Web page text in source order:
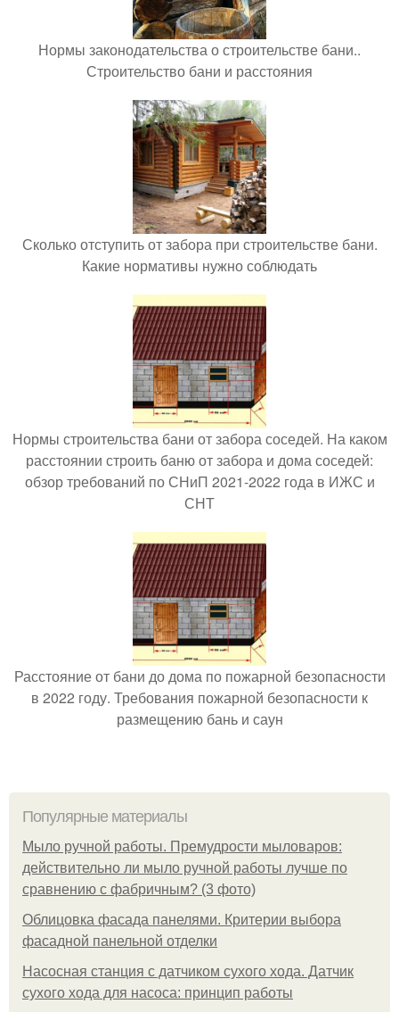
Нормы законодательства о строительстве бани..
Строительство бани и расстояния
Сколько отступить от забора при строительстве бани.
Какие нормативы нужно соблюдать
Нормы строительства бани от забора соседей. На каком
расстоянии строить баню от забора и дома соседей:
обзор требований по СНиП 2021-2022 года в ИЖС и
СНТ
Расстояние от бани до дома по пожарной безопасности
в 2022 году. Требования пожарной безопасности к
размещению бань и саун
Популярные материалы
Мыло ручной работы. Премудрости мыловаров:
действительно ли мыло ручной работы лучше по
сравнению с фабричным? (3 фото)
Облицовка фасада панелями. Критерии выбора
фасадной панельной отделки
Насосная станция с датчиком сухого хода. Датчик
сухого хода для насоса: принцип работы